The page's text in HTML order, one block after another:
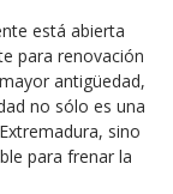
está abierta
para renovación
antigüedad,
no sólo es una
sino
para frenar la